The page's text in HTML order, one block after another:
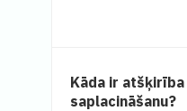
Kāda ir
saplacināšanu?